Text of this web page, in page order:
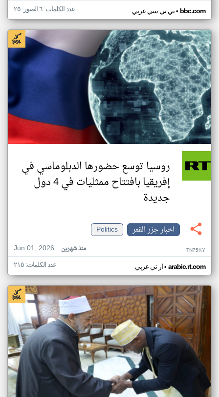
بي بي سي عربي• bbc.com عدد الكلمات: ٦ الصور: ٢٥
روسيا توسع حضورها الدبلوماسي في
إفريقيا بافتتاح ممثليات في 4 دول
جديدة
اخبار جزر القمر
Politics
Jun 01, 2026
منذ شهرين TN75KY
ار تي عربي• arabic.rt.com عدد الكلمات: ٢١٥